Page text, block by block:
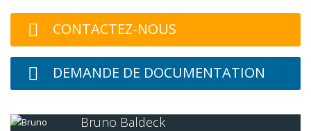
CONTACTEZ-NOUS
DEMANDE DE DOCUMENTATION
Bruno Baldeck